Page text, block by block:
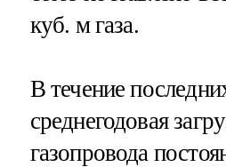
куб. м газа.
В течение
среднегодовая
газопровода